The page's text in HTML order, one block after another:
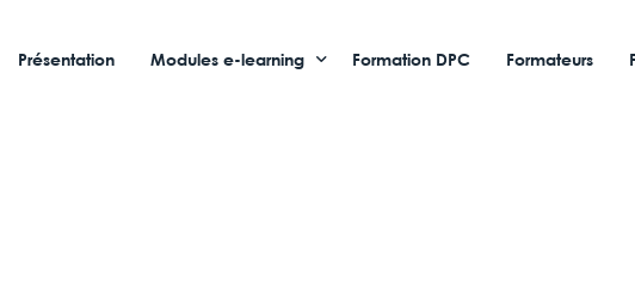
Présentation Modules e-learning Formation DPC Formateurs